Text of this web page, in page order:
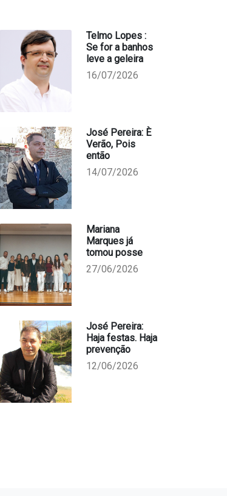
Telmo Lopes :
Se for a banhos
leve a geleira
16/07/2026
José Pereira: È
Verão, Pois
então
14/07/2026
Mariana
Marques já
tomou posse
27/06/2026
José Pereira:
Haja festas. Haja
prevenção
12/06/2026